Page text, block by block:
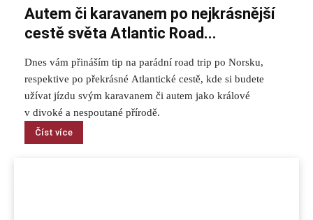
Autem či karavanem po nejkrásnější
cestě světa Atlantic Road...
Dnes vám přináším tip na parádní road trip po Norsku,
respektive po překrásné Atlantické cestě, kde si budete
užívat jízdu svým karavanem či autem jako králové
v divoké a nespoutané přírodě.
Číst více